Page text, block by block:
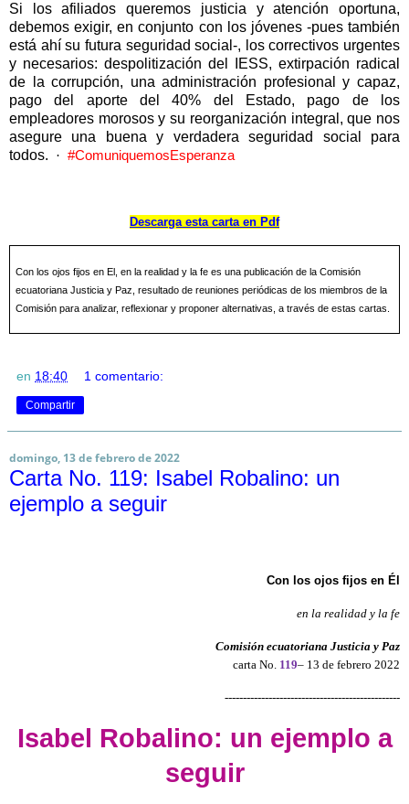
Si los afiliados queremos justicia y atención oportuna,
debemos exigir, en conjunto con los jóvenes -pues también
está ahí su futura seguridad social-, los correctivos urgentes
y necesarios: despolitización del IESS, extirpación radical
de la corrupción, una administración profesional y capaz,
pago del aporte del 40% del Estado, pago de los
empleadores morosos y su reorganización integral, que nos
asegure una buena y verdadera seguridad social para
todos. · #ComuniquemosEsperanza
Descarga esta carta en Pdf
Con los ojos fijos en El, en la realidad y la fe es una publicación de la Comisión
ecuatoriana Justicia y Paz, resultado de reuniones periódicas de los miembros de la
Comisión para analizar, reflexionar y proponer alternativas, a través de estas cartas.
en 18:40 1 comentario:
Compartir
domingo, 13 de febrero de 2022
Carta No. 119: Isabel Robalino: un
ejemplo a seguir
Con los ojos fijos en Él
en la realidad y la fe
Comisión ecuatoriana Justicia y Paz
carta No. 119– 13 de febrero 2022
------------------------------------------------
Isabel Robalino: un ejemplo a
seguir